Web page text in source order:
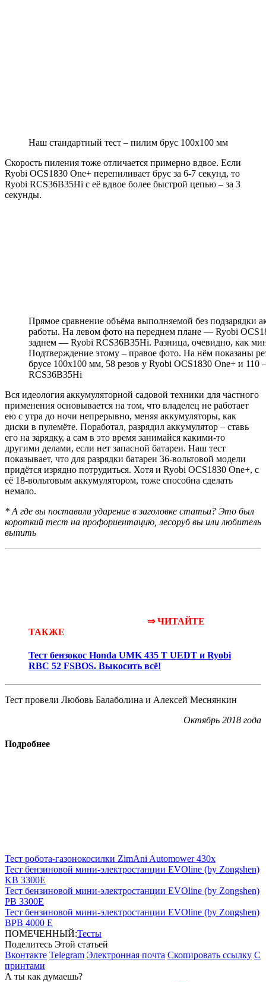
Наш стандартный тест – пилим брус 100х100 мм
Скорость пиления тоже отличается примерно вдвое. Если
Ryobi OCS1830 One+ перепиливает брус за 6-7 секунд, то
Ryobi RCS36B35Hi с её вдвое более быстрой цепью – за 3
секунды.
Прямое сравнение объёма выполняемой без подзарядки
работы. На левом фото на переднем плане — Ryobi
заднем — Ryobi RCS36B35Hi. Разница, очевидно, как
Подтверждение этому – правое фото. На нём показаны
брусе 100х100 мм, 58 резов у Ryobi OCS1830 One+ и 110
RCS36B35Hi
Вся идеология аккумуляторной садовой техники для частного
применения основывается на том, что владелец не работает
ею с утра до ночи непрерывно, меняя аккумуляторы, как
диски в пулемёте. Поработал, разрядил аккумулятор – ставь
его на зарядку, а сам в это время занимайся какими-то
другими делами, если нет запасной батареи. Наш тест
показывает, что для разрядки батареи 36-вольтовой модели
придётся изрядно потрудиться. Хотя и Ryobi OCS1830 One+, с
её 18-вольтовым аккумулятором, тоже способна сделать
немало.
* А где вы поставили ударение в заголовке статьи? Это был
короткий тест на профориентацию, лесоруб вы или любитель
выпить
⇒ ЧИТАЙТЕ
ТАКЖЕ
Тест бензокос Honda UMK 435 T UEDT и Ryobi
RBC 52 FSBOS. Выкосить всё!
Тест провели Любовь Балаболина и Алексей Меснянкин
Октябрь 2018 года
Подробнее
Тест робота-газонокосилки ZimAni Automower 430х
Тест бензиновой мини-электростанции EVOline (by Zongshen)
KB 3300E
Тест бензиновой мини-электростанции EVOline (by Zongshen)
PB 3300E
Тест бензиновой мини-электростанции EVOline (by Zongshen)
BPB 4000 E
ПОМЕЧЕННЫЙ:Тесты
Поделитесь Этой статьей
Вконтакте Telegram Электронная почта Скопировать ссылку С
принтами
А ты как думаешь?